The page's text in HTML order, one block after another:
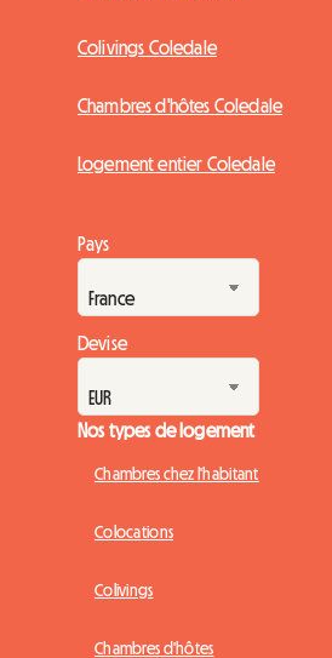
Colivings Coledale
Chambres d'hôtes Coledale
Logement entier Coledale
Pays
Devise
Nos types de logement
Chambres chez l'habitant
Colocations
Colivings
Chambres d'hôtes